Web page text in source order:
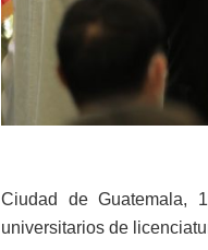
Ciudad de Guatemala,
universitarios de